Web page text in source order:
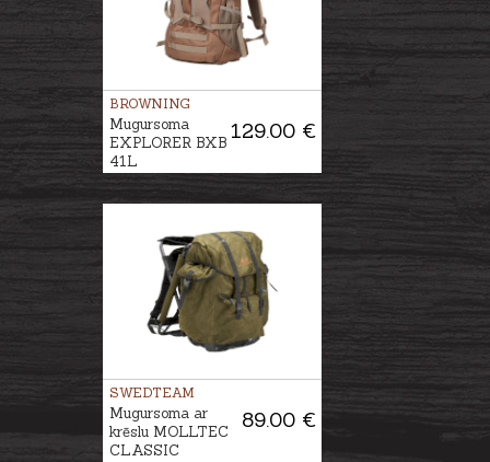
BROWNING
129.00 €
Mugursoma
EXPLORER BXB
41L
SWEDTEAM
89.00 €
Mugursoma ar
krēslu MOLLTEC
CLASSIC